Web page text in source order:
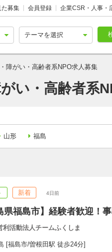
た募集 会員登録 企業CSR・人事・
障がい・高齢者系NPO求人募集
い・高齢者系
山形 福島
新着 4日前
県福島市】経験者歓迎！
利活動法人チームふくしま
[福島市/曽根田駅 徒歩24分]